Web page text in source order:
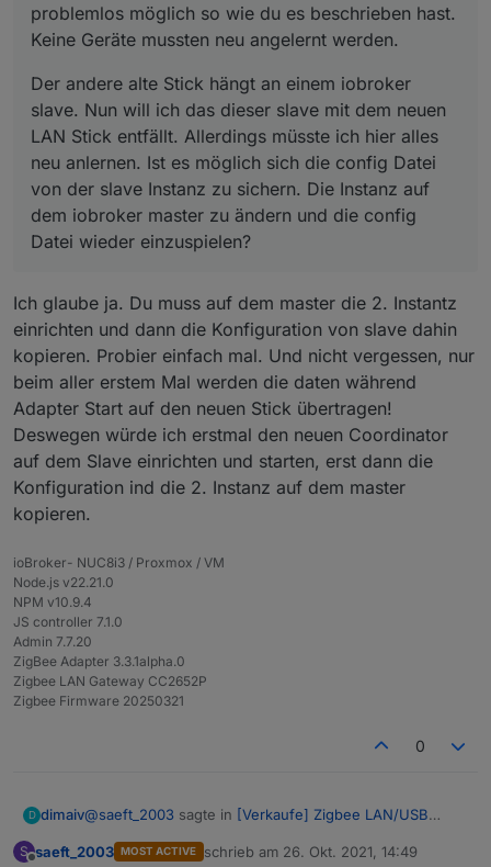
Es sieht dan so aus.
Wenn erfolgreich durhgelaufen ist, sieht es so
problemlos möglich so wie du es beschrieben hast.
Keine Geräte mussten neu angelernt werden.
Der andere alte Stick hängt an einem iobroker
slave. Nun will ich das dieser slave mit dem neuen
LAN Stick entfällt. Allerdings müsste ich hier alles
neu anlernen. Ist es möglich sich die config Datei
von der slave Instanz zu sichern. Die Instanz auf
dem iobroker master zu ändern und die config
Datei wieder einzuspielen?
Ich glaube ja. Du muss auf dem master die 2. Instantz
einrichten und dann die Konfiguration von slave dahin
kopieren. Probier einfach mal. Und nicht vergessen, nur
beim aller erstem Mal werden die daten während
Adapter Start auf den neuen Stick übertragen!
Deswegen würde ich erstmal den neuen Coordinator
auf dem Slave einrichten und starten, erst dann die
Konfiguration ind die 2. Instanz auf dem master
kopieren.
ioBroker- NUC8i3 / Proxmox / VM
Node.js v22.21.0
NPM v10.9.4
JS controller 7.1.0
Admin 7.7.20
ZigBee Adapter 3.3.1alpha.0
Zigbee LAN Gateway CC2652P
Zigbee Firmware 20250321
0
D dimaiv@saeft_2003 sagte in [Verkaufe] Zigbee LAN/USB
S saeft_2003 MOST ACTIVE schrieb am 26. Okt. 2021, 14:49
zuletzt editiert von